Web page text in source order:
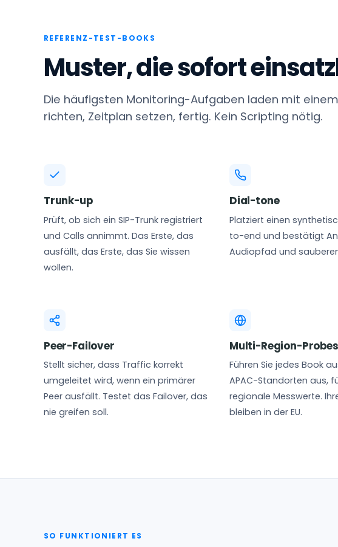
REFERENZ-TEST-BOOKS
Muster, die sofort
Die häufigsten Monitoring-Aufgaben laden mit einem
richten, Zeitplan setzen, fertig. Kein Scripting nötig.
Trunk-up
Prüft, ob sich ein SIP-Trunk registriert
und Calls annimmt. Das Erste, das
ausfällt, das Erste, das Sie wissen
wollen.
Dial-tone
Platziert einen
to-end und bestätigt
Audiopfad und
Peer-Failover
Stellt sicher, dass Traffic korrekt
umgeleitet wird, wenn ein primärer
Peer ausfällt. Testet das Failover, das
nie greifen soll.
Multi-Region-Probes
Führen Sie jedes Book
APAC-Standorten aus,
regionale Messwerte.
bleiben in der EU.
SO FUNKTIONIERT ES